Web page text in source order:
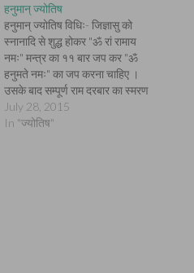
हनुमान् ज्योतिष
हनुमान् ज्योतिष विधिः- जिज्ञासु को
स्नानादि से शुद्ध होकर "ॐ रां रामाय
नमः" मन्त्र का ११ बार जप कर "ॐ
हनुमते नमः" का जप करना चाहिए ।
उसके बाद सम्पूर्ण राम दरबार का स्मरण
करते हुए प्रश्नावली चक्र पर तर्जनी
अंगुली घुमाते एवं मन-ही-मन अपने
July 28, 2015
In "ज्योतिष"